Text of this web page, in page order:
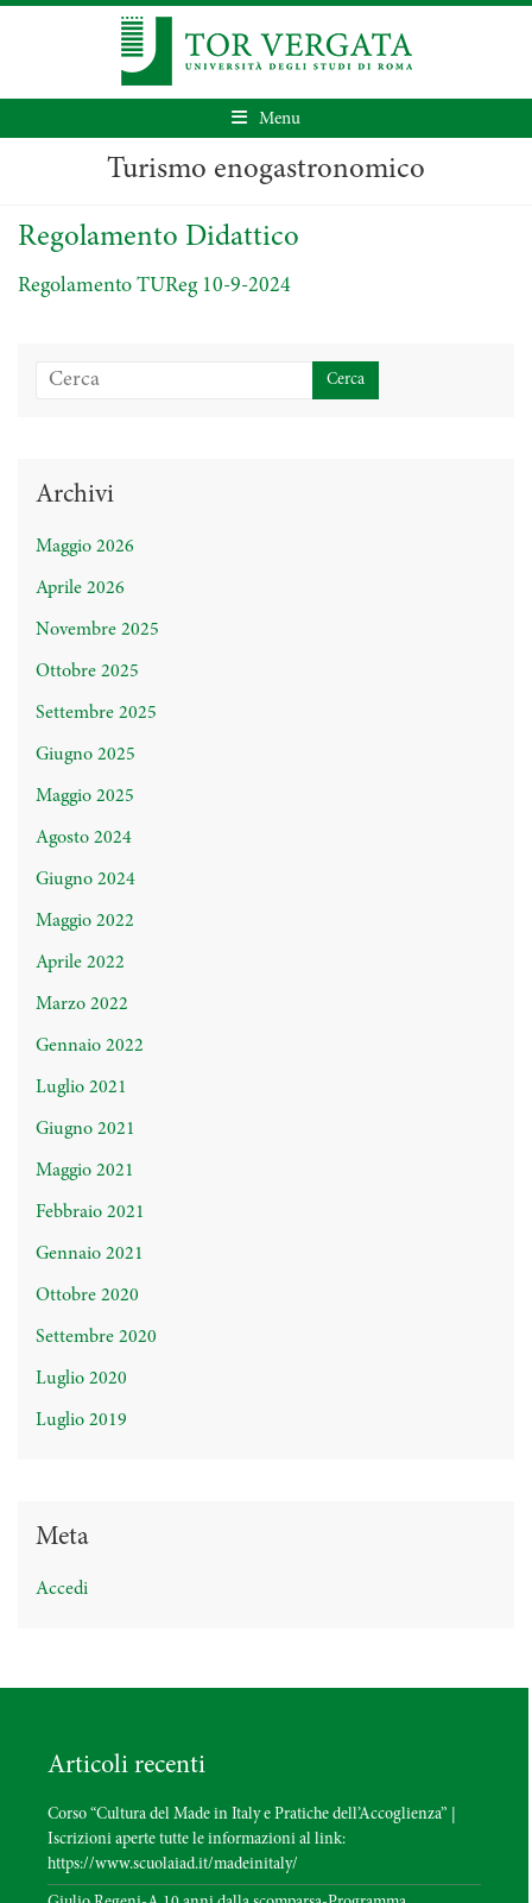
Menu
Turismo enogastronomico
Regolamento Didattico
Regolamento TUReg 10-9-2024
Archivi
Maggio 2026
Aprile 2026
Novembre 2025
Ottobre 2025
Settembre 2025
Giugno 2025
Maggio 2025
Agosto 2024
Giugno 2024
Maggio 2022
Aprile 2022
Marzo 2022
Gennaio 2022
Luglio 2021
Giugno 2021
Maggio 2021
Febbraio 2021
Gennaio 2021
Ottobre 2020
Settembre 2020
Luglio 2020
Luglio 2019
Meta
Accedi
Articoli recenti
Corso “Cultura del Made in Italy e Pratiche dell’Accoglienza” |
Iscrizioni aperte tutte le informazioni al link:
https://www.scuolaiad.it/madeinitaly/